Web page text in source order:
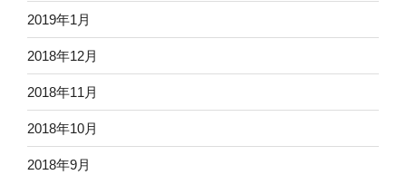
2019年1月
2018年12月
2018年11月
2018年10月
2018年9月